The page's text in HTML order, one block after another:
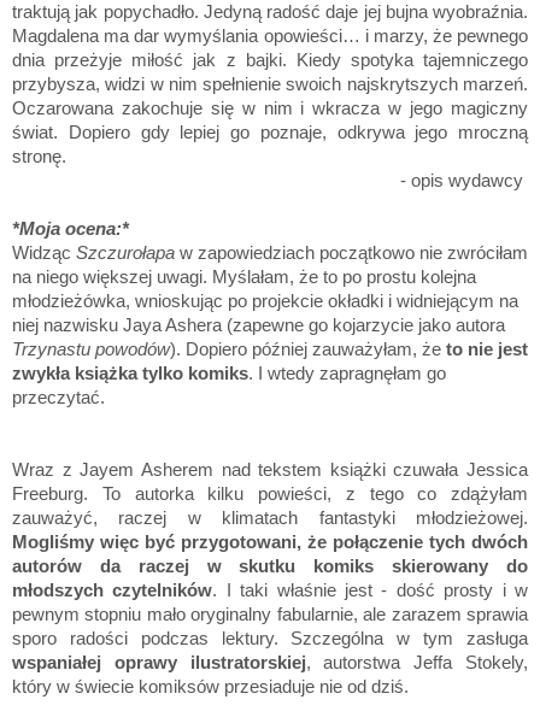
traktują jak popychadło. Jedyną radość daje jej bujna wyobraźnia.
Magdalena ma dar wymyślania opowieści… i marzy, że pewnego
dnia przeżyje miłość jak z bajki. Kiedy spotyka tajemniczego
przybysza, widzi w nim spełnienie swoich najskrytszych marzeń.
Oczarowana zakochuje się w nim i wkracza w jego magiczny
świat. Dopiero gdy lepiej go poznaje, odkrywa jego mroczną
stronę.
- opis wydawcy
*Moja ocena:*
Widząc Szczurołapa w zapowiedziach początkowo nie zwróciłam
na niego większej uwagi. Myślałam, że to po prostu kolejna
młodzieżówka, wnioskując po projekcie okładki i widniejącym na
niej nazwisku Jaya Ashera (zapewne go kojarzycie jako autora
Trzynastu powodów). Dopiero później zauważyłam, że to nie jest
zwykła książka tylko komiks. I wtedy zapragnęłam go
przeczytać.
Wraz z Jayem Asherem nad tekstem książki czuwała Jessica
Freeburg. To autorka kilku powieści, z tego co zdążyłam
zauważyć, raczej w klimatach fantastyki młodzieżowej.
Mogliśmy więc być przygotowani, że połączenie tych dwóch
autorów da raczej w skutku komiks skierowany do
młodszych czytelników. I taki właśnie jest - dość prosty i w
pewnym stopniu mało oryginalny fabularnie, ale zarazem sprawia
sporo radości podczas lektury. Szczególna w tym zasługa
wspaniałej oprawy ilustratorskiej, autorstwa Jeffa Stokely,
który w świecie komiksów przesiaduje nie od dziś.